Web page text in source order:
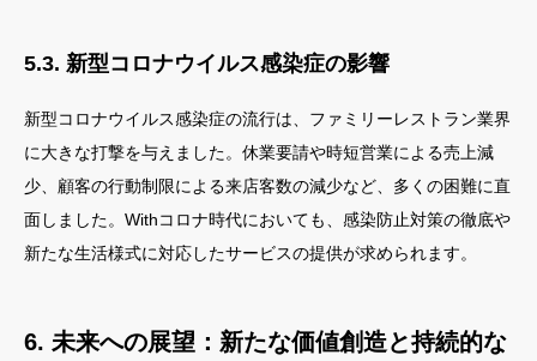
5.3. 新型コロナウイルス感染症の影響
新型コロナウイルス感染症の流行は、ファミリーレストラン業界
に大きな打撃を与えました。休業要請や時短営業による売上減
少、顧客の行動制限による来店客数の減少など、多くの困難に直
面しました。Withコロナ時代においても、感染防止対策の徹底や
新たな生活様式に対応したサービスの提供が求められます。
6. 未来への展望：新たな価値創造と持続的な